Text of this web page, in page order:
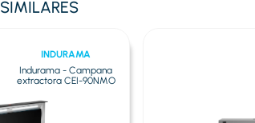
SIMILARES
INDURAMA
Indurama - Campana
extractora CEI-90NMO